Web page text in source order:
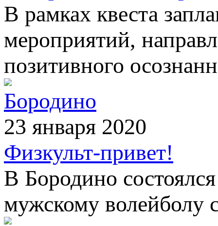
В рамках квеста
мероприятий,
позитивного
Бородино
23 января 2020
Физкульт-привет!
В Бородино
мужскому волейболу